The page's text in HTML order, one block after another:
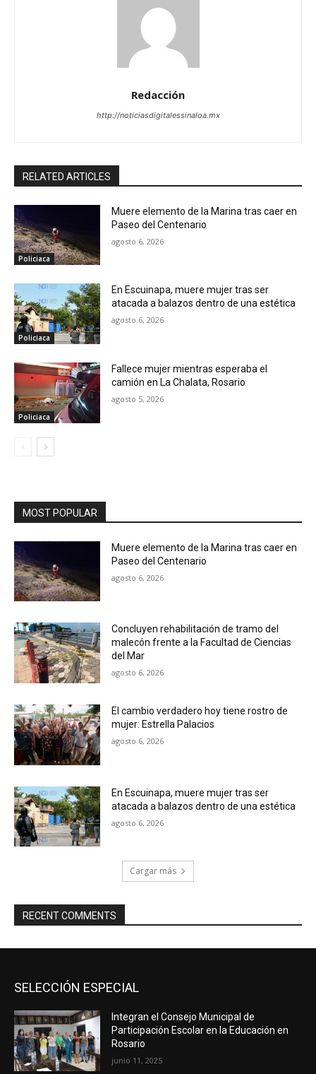
Redacción
http://noticiasdigitalessinaloa.mx
RELATED ARTICLES
Policiaca
Muere elemento de la Marina tras caer en
Paseo del Centenario
agosto 6, 2026
Policiaca
En Escuinapa, muere mujer tras ser
atacada a balazos dentro de una estética
agosto 6, 2026
Policiaca
Fallece mujer mientras esperaba el
camión en La Chalata, Rosario
agosto 5, 2026
MOST POPULAR
Muere elemento de la Marina tras caer en
Paseo del Centenario
agosto 6, 2026
Concluyen rehabilitación de tramo del
malecón frente a la Facultad de Ciencias
del Mar
agosto 6, 2026
El cambio verdadero hoy tiene rostro de
mujer: Estrella Palacios
agosto 6, 2026
En Escuinapa, muere mujer tras ser
atacada a balazos dentro de una estética
agosto 6, 2026
Cargar más
RECENT COMMENTS
SELECCIÓN ESPECIAL
Integran el Consejo Municipal de
Participación Escolar en la Educación en
Rosario
junio 11, 2025